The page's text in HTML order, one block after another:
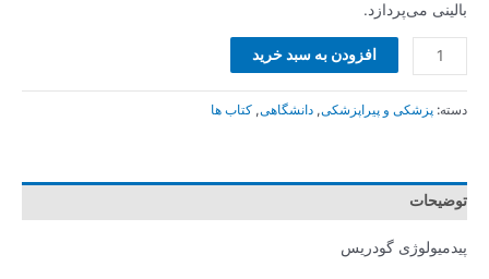
بالینی می‌پردازد.
افزودن به سبد خرید
دسته: پزشکی و پیراپزشکی, دانشگاهی, کتاب ها
توضیحات
پیدمیولوژی گودریس